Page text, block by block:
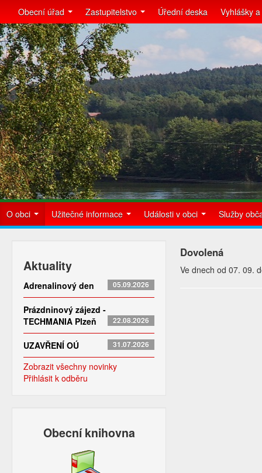
Obecní úřad Zastupitelstvo Úřední deska Vyhlášky
O obci Užitečné informace Události v obci Služby
Aktuality
Adrenalinový den 05.09.2026
Prázdninový zájezd -
TECHMANIA Plzeň
22.08.2026
UZAVŘENÍ OÚ 31.07.2026
Zobrazit všechny novinky
Přihlásit k odběru
Obecní knihovna
Dovolená
Ve dnech od 07. 09.